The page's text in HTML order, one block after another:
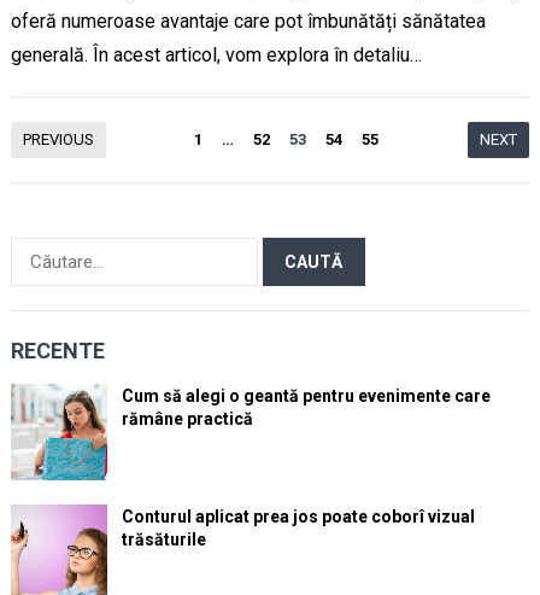
oferă numeroase avantaje care pot îmbunătăți sănătatea
generală. În acest articol, vom explora în detaliu…
Paginație
PREVIOUS 1 … 52 53 54 55 NEXT
Caută
după:
RECENTE
Cum să alegi o geantă pentru evenimente care
rămâne practică
Conturul aplicat prea jos poate coborî vizual
trăsăturile